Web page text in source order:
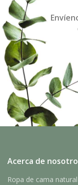
Acerca de
Ropa de cama